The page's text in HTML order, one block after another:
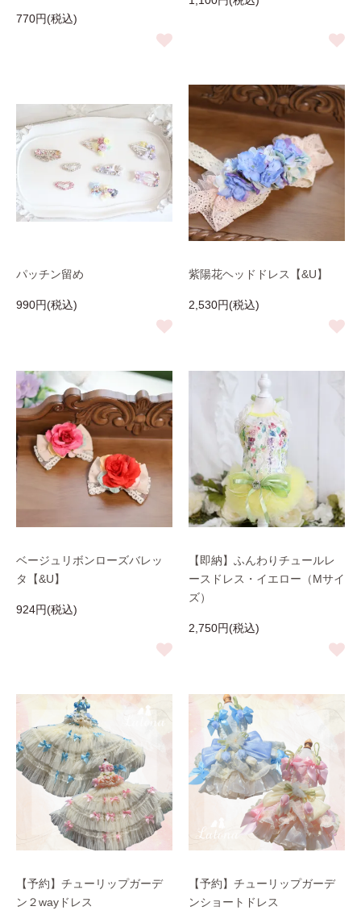
770円(税込)
パッチン留め
990円(税込)
紫陽花ヘッドドレス【&U】
2,530円(税込)
ベージュリボンローズバレッ
タ【&U】
924円(税込)
【即納】ふんわりチュールレ
ースドレス・イエロー（Mサイ
ズ）
2,750円(税込)
【予約】チューリップガーデ
ン２wayドレス
【予約】チューリップガーデ
ンショートドレス